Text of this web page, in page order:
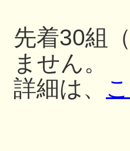
先着30組
ません。
詳細は、